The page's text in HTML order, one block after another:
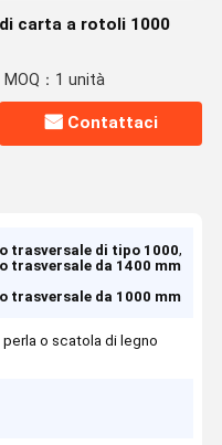
carta a rotoli 1000
MOQ：1 unità
Contattaci
trasversale di tipo 1000,
trasversale da 1400 mm
trasversale da 1000 mm
o scatola di legno